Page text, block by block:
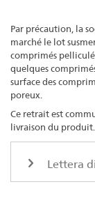
Par précaution, la
marché le lot
comprimés
quelques
surface des
poreux.
Ce retrait est
livraison du produit.
Lettera